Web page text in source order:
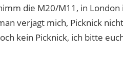
die M20/M11, in
verjagt mich, Picknick
kein Picknick, ich bitte